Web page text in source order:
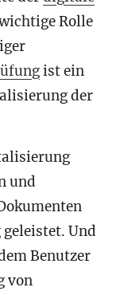
Rolle
ist ein
der
und
Und
Benutzer
von